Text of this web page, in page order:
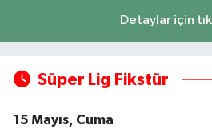
Detaylar için
Süper Lig Fikstür
15 Mayıs, Cuma